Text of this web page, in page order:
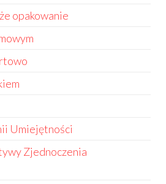
opakowanie
Umiejętności
Zjednoczenia